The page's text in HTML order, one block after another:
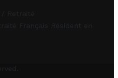
Retraité
Français Résident en